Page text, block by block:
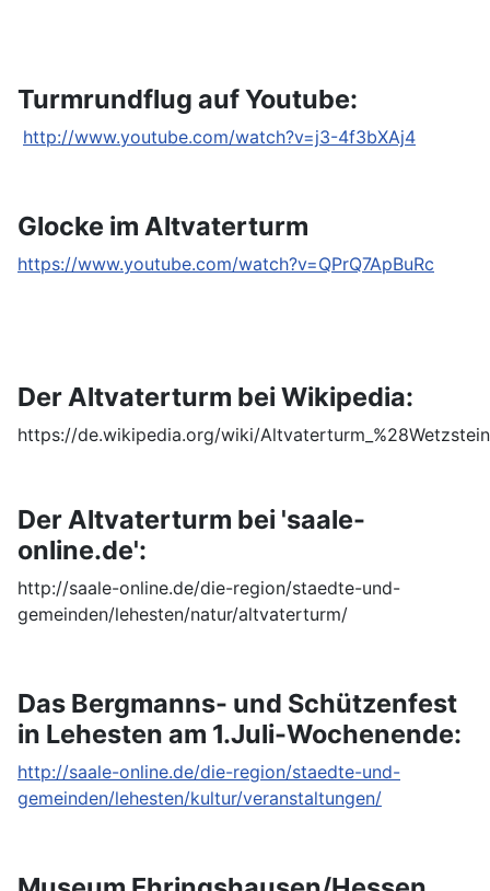
Turmrundflug auf Youtube:
http://www.youtube.com/watch?v=j3-4f3bXAj4
Glocke im Altvaterturm
https://www.youtube.com/watch?v=QPrQ7ApBuRc
Der Altvaterturm bei Wikipedia:
https://de.wikipedia.org/wiki/
Der Altvaterturm bei 'saale-
online.de':
http://saale-online.de/die-region/staedte-und-
gemeinden/lehesten/natur/altvaterturm/
Das Bergmanns- und Schützenfest
in Lehesten am 1.Juli-Wochenende:
http://saale-online.de/die-region/staedte-und-
gemeinden/lehesten/kultur/veranstaltungen/